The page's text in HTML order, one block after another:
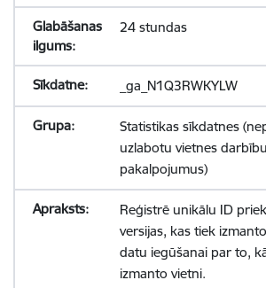
24 stundas
_ga_N1Q3RWKYLW
Statistikas sīkdatnes
uzlabotu vietnes
pakalpojumus)
Reģistrē unikālu ID
versijas, kas tiek
datu iegūšanai par to,
izmanto vietni.